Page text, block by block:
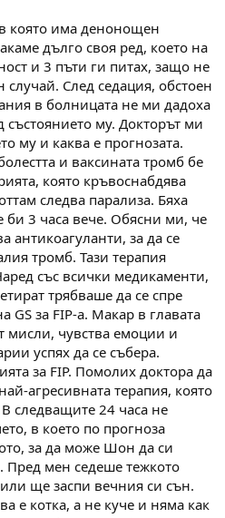
която има денонощен
дълго своя ред, което на
и 3 пъти ги питах, защо не
случай. След седация, обстоен
в болницата не ми дадоха
му. Докторът ми
му и каква е прогнозата.
и ваксината тромб бе
която кръвоснабдява
следва парализа. Бяха
3 часа вече. Обясни ми, че
антикоагуланти, за да се
тромб. Тази терапия
със всички медикаменти,
трябваше да се спре
GS за FIP-а. Макар в главата
чувства емоции и
успях да се събера.
за FIP. Помолих доктора да
агресивната терапия, която
следващите 24 часа не
в което по прогноза
за да може Шон да си
Пред мен седеше тежкото
ще заспи вечния си сън.
е котка, а не куче и няма как